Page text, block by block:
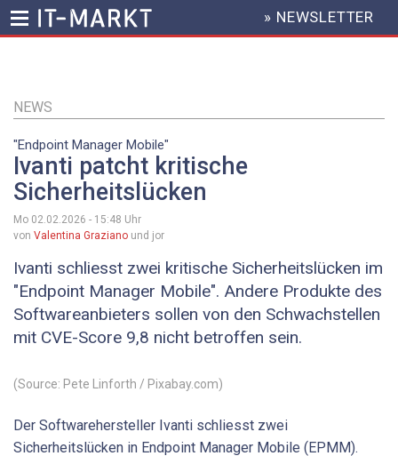
Inhalt
HEADER
MENU
» NEWSLETTER
NEWS
"Endpoint Manager Mobile"
Ivanti patcht kritische
Sicherheitslücken
Mo 02.02.2026 - 15:48 Uhr
von Valentina Graziano und jor
Ivanti schliesst zwei kritische Sicherheitslücken im
"Endpoint Manager Mobile". Andere Produkte des
Softwareanbieters sollen von den Schwachstellen
mit CVE-Score 9,8 nicht betroffen sein.
(Source: Pete Linforth / Pixabay.com)
Der Softwarehersteller Ivanti schliesst zwei
Sicherheitslücken in Endpoint Manager Mobile (EPMM).